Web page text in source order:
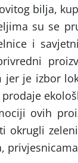
bilja,
su se
i
jer je izbor
ovih
okrugli